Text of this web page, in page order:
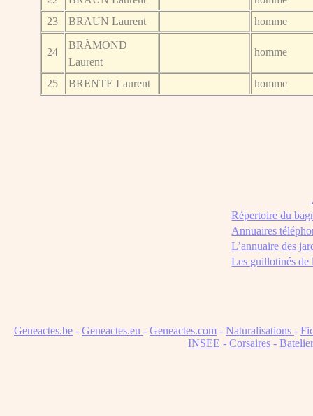
23
BRAUN Laurent homme
24
BRÃMOND
Laurent
homme
25 BRENTE Laurent homme
Répertoire du
Annuaires
L’annuaire des
Les guillotinés de
Geneactes.be - Geneactes.eu - Geneactes.com - Naturalisations -
INSEE -Corsaires -